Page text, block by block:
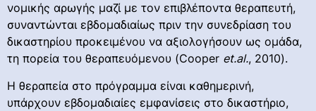
νομικής αρωγής μαζί με τον επιβλέποντα θεραπευτή,
συναντώνται εβδομαδιαίως πριν την συνεδρίαση του
δικαστηρίου προκειμένου να αξιολογήσουν ως ομάδα,
τη πορεία του θεραπευόμενου (Cooper et.al., 2010).
Η θεραπεία στο πρόγραμμα είναι καθημερινή,
υπάρχουν εβδομαδιαίες εμφανίσεις στο δικαστήριο,